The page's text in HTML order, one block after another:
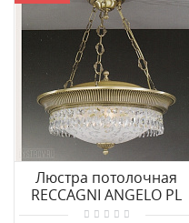
Люстра потолочная
RECCAGNI ANGELO PL
6210/4